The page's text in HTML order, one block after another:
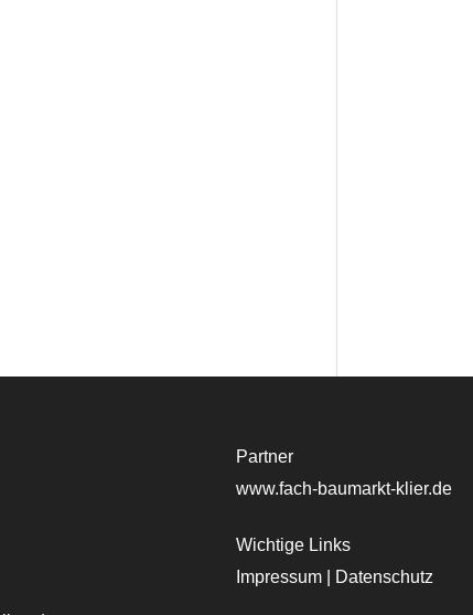
Partner
www.fach-baumarkt-klier.de
Wichtige Links
Impressum| Datenschutz